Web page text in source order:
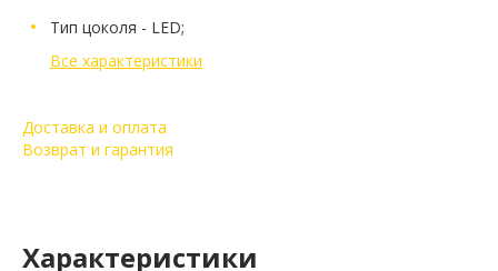
Тип цоколя - LED;
Все характеристики
Доставка и оплата
Возврат и гарантия
Характеристики